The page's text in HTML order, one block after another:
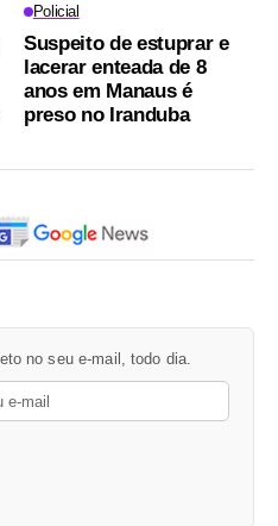
Policial
Suspeito de estuprar e
lacerar enteada de 8
anos em Manaus é
preso no Iranduba
no seu e-mail, todo dia.